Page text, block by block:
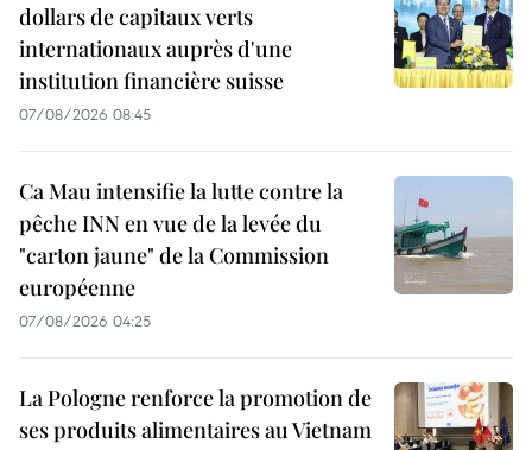
dollars de capitaux verts
internationaux auprès d'une
institution financière suisse
07/08/2026 08:45
Ca Mau intensifie la lutte contre la
pêche INN en vue de la levée du
"carton jaune" de la Commission
européenne
07/08/2026 04:25
La Pologne renforce la promotion de
ses produits alimentaires au Vietnam